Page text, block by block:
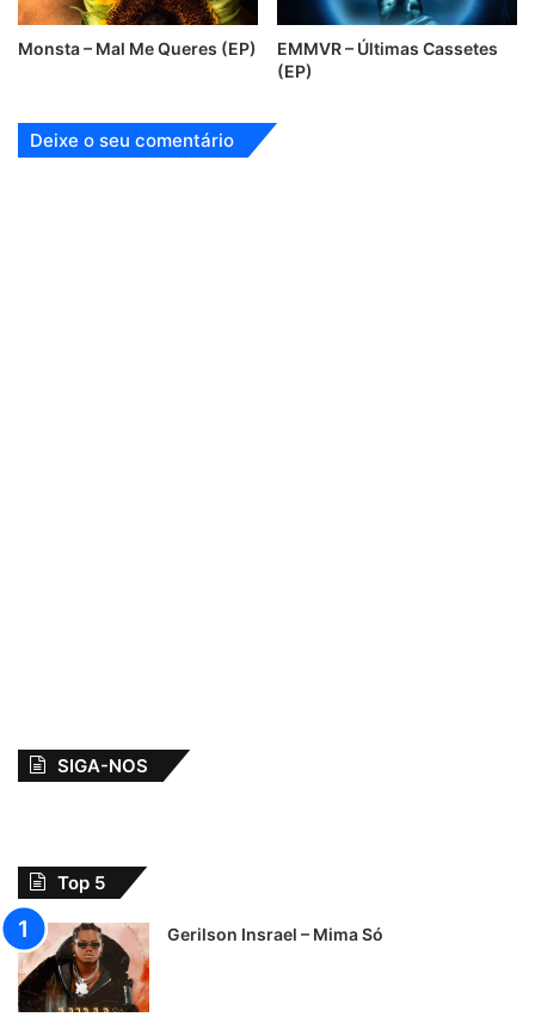
Monsta – Mal Me Queres (EP)
EMMVR – Últimas Cassetes
(EP)
Deixe o seu comentário
SIGA-NOS
Top 5
Gerilson Insrael – Mima Só